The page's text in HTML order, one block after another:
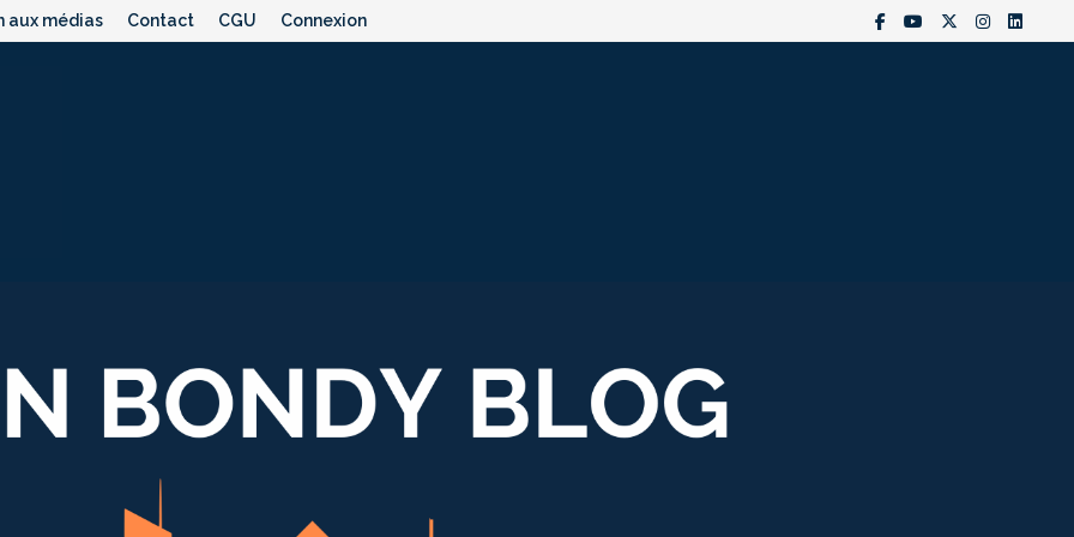
aux médias Contact CGU Connexion